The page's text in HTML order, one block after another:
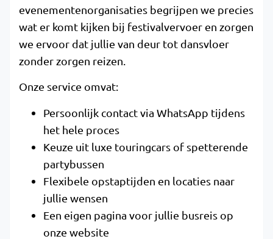
evenementenorganisaties begrijpen we precies
wat er komt kijken bij festivalvervoer en zorgen
we ervoor dat jullie van deur tot dansvloer
zonder zorgen reizen.
Onze service omvat:
Persoonlijk contact via WhatsApp tijdens
het hele proces
Keuze uit luxe touringcars of spetterende
partybussen
Flexibele opstaptijden en locaties naar
jullie wensen
Een eigen pagina voor jullie busreis op
onze website